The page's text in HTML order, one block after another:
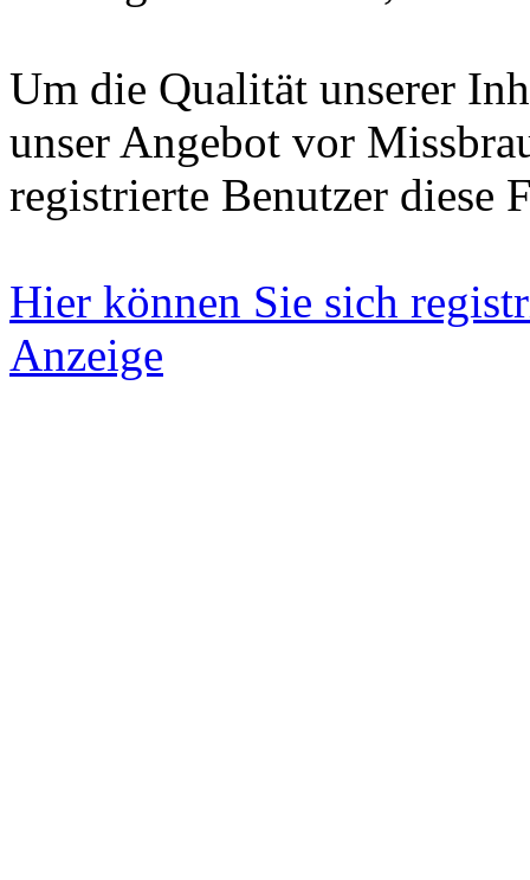
Um die Qualität unserer
unser Angebot vor
registrierte Benutzer diese
Hier können Sie sich
Anzeige